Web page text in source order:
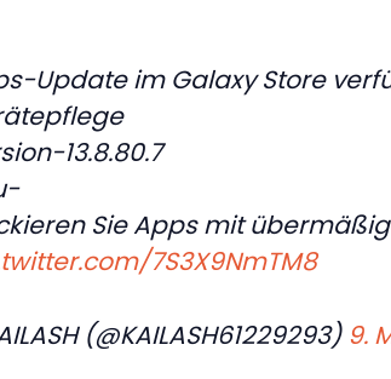
Update im Galaxy Store
13.8.80.7
Sie Apps mit
7S3X9NmTM8
(@KAILASH61229293) 9.